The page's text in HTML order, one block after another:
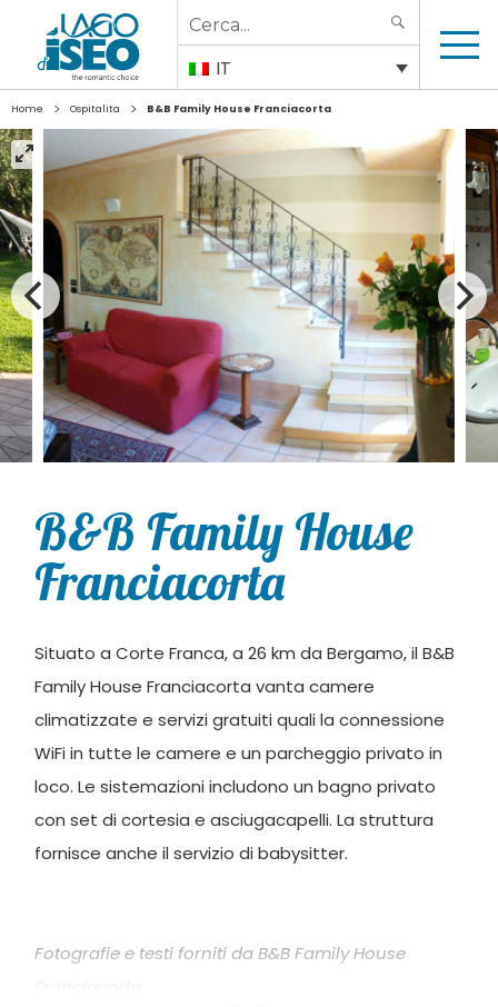
Search
for:
IT
Home > Ospitalita > B&B Family House Franciacorta
B&B Family House
Franciacorta
Situato a Corte Franca, a 26 km da Bergamo, il B&B
Family House Franciacorta vanta camere
climatizzate e servizi gratuiti quali la connessione
WiFi in tutte le camere e un parcheggio privato in
loco. Le sistemazioni includono un bagno privato
con set di cortesia e asciugacapelli. La struttura
fornisce anche il servizio di babysitter.
Fotografie e testi forniti da B&B Family House